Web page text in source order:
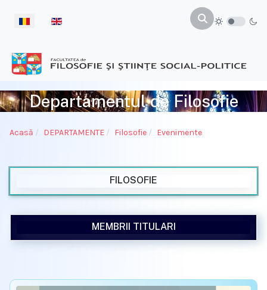
Selectați limba dvs
Departamentul de Filosofie
Acasă DEPARTAMENTE Filosofie Evenimente
FILOSOFIE
MEMBRII TITULARI